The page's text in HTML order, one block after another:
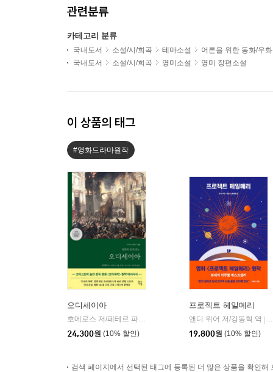
관련분류
카테고리 분류
국내도서 소설/시/희곡 테마소설
어른을 위한 동화/우화
국내도서
소설/시/희곡 영미소설 영미 장편소설
이 상품의 태그
#영화드라마원작
오디세이아
호메로스 저/페테르 파울 루벤스 그림/박문재 역
현대지성
24,300원 (10% 할인)
프로젝트 헤일메리
앤디 위어 저/강동혁 역
19,800원 (10% 할인)
검색 페이지에서 선택된 태그에 등록된 더 많은 상품을 확인해